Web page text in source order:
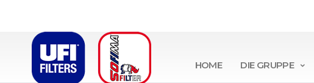
HOME DIE GRUPPE